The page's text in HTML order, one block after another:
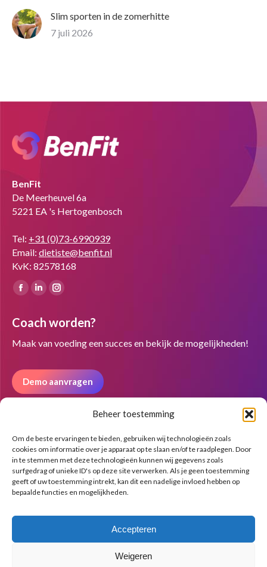
Beheer toestemming
Om de beste ervaringen te bieden, gebruiken wij technologieën zoals
cookies om informatie over je apparaat op te slaan en/of te raadplegen. Door
in te stemmen met deze technologieën kunnen wij gegevens zoals
surfgedrag of unieke ID's op deze site verwerken. Als je geen toestemming
geeft of uw toestemming intrekt, kan dit een nadelige invloed hebben op
bepaalde functies en mogelijkheden.
Accepteren
Weigeren
Slim sporten in de zomerhitte
7 juli 2026
BenFit
De Meerheuvel 6a
5221 EA 's Hertogenbosch
Tel: +31 (0)73-6990939
Email: dietiste@benfit.nl
KvK: 82578168
Vind ons op:
Facebook
opens
in
window
Linkedin
opens
in
window
Instagram
opens
in
window
Coach worden?
Maak van voeding een succes en bekijk de mogelijkheden!
Demo aanvragen